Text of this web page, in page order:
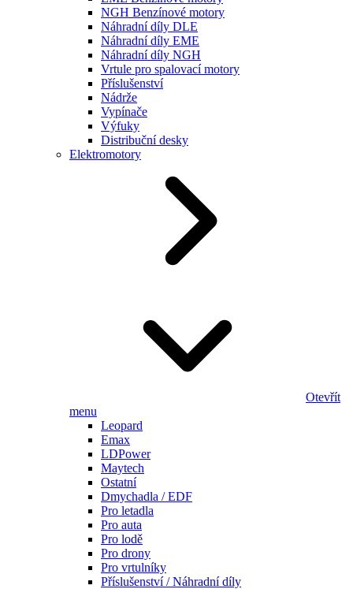
NGH Benzínové motory
Náhradní díly DLE
Náhradní díly EME
Náhradní díly NGH
Vrtule pro spalovací motory
Příslušenství
Nádrže
Vypínače
Výfuky
Distribuční desky
Elektromotory
Otevřít
menu
Leopard
Emax
LDPower
Maytech
Ostatní
Dmychadla / EDF
Pro letadla
Pro auta
Pro lodě
Pro drony
Pro vrtulníky
Příslušenství / Náhradní díly